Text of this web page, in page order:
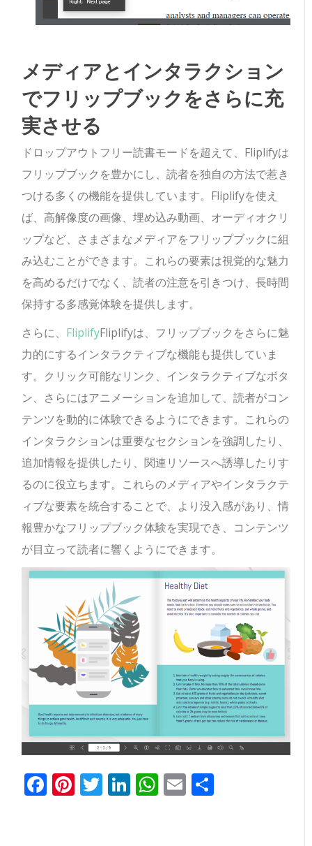
メディアとインタラクション
でフリップブックをさらに充
実させる
ドロップアウトフリー読書モードを超えて、Fliplifyは
フリップブックを豊かにし、読者を独自の方法で惹き
つける多くの機能を提供しています。Fliplifyを使え
ば、高解像度の画像、埋め込み動画、オーディオクリ
ップなど、さまざまなメディアをフリップブックに組
み込むことができます。これらの要素は視覚的な魅力
を高めるだけでなく、読者の注意を引きつけ、長時間
保持する多感覚体験を提供します。
さらに、 FliplifyFliplifyは、フリップブックをさらに魅
力的にするインタラクティブな機能も提供していま
す。クリック可能なリンク、インタラクティブなボタ
ン、さらにはアニメーションを追加して、読者がコン
テンツを動的に体験できるようにできます。これらの
インタラクションは重要なセクションを強調したり、
追加情報を提供したり、関連リソースへ誘導したりす
るのに役立ちます。これらのメディアやインタラクテ
ィブな要素を統合することで、より没入感があり、情
報豊かなフリップブック体験を実現でき、コンテンツ
が目立って読者に響くようにできます。
Facebook
Pinterest
Twitter
LinkedIn
WhatsApp
Email